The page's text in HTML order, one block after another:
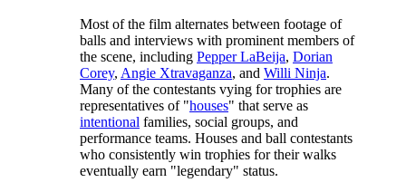
Most of the film alternates between footage of
balls and interviews with prominent members of
the scene, including Pepper LaBeija, Dorian
Corey, Angie Xtravaganza, and Willi Ninja.
Many of the contestants vying for trophies are
representatives of "houses" that serve as
intentional families, social groups, and
performance teams. Houses and ball contestants
who consistently win trophies for their walks
eventually earn "legendary" status.